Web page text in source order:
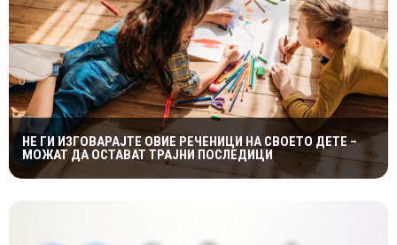
НЕ ГИ ИЗГОВАРАЈТЕ ОВИЕ РЕЧЕНИЦИ НА СВОЕТО ДЕТЕ –
МОЖАТ ДА ОСТАВАТ ТРАЈНИ ПОСЛЕДИЦИ